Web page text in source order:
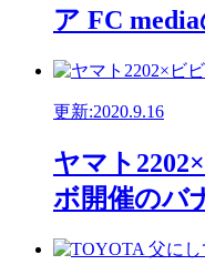
ア FC
更新:2020.9.16
ヤマト
ボ開催のバ